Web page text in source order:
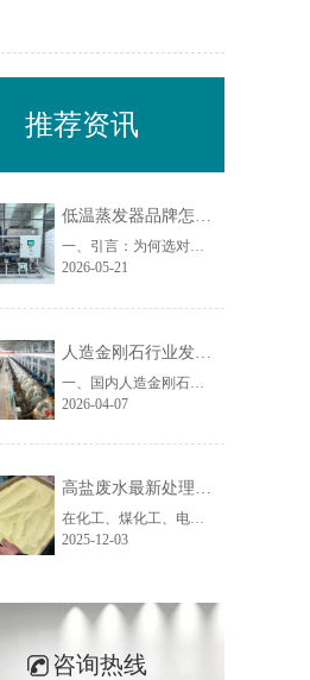
推荐资讯
低温蒸发器品牌怎么选？从材质、能耗、售后 3 个维度对比
一、引言：为何选对低温蒸发器品牌至关重要？在工业废水处理领域，低温蒸发器作为实现废水减量化、资源化的核心设备，其品牌选择直接影响项目投资回报率、运行稳定性及长期运维成本。尤其在处理化学镍废水、切削液废水、乳化液废水、荧光检测废水等复杂危废时，设备材质、能耗水平和售后服务能力成为决定项目成败的关......
2026-05-21
人造金刚石行业发展困局与趋势分析及废水处理难点解析
一、国内人造金刚石行业发展现状与核心发展困境我国是全球人造金刚石第一生产大国，高温高压法（HTHP）工业金刚石产能占全球95%以上，诞生了以润宝人造金刚石为代表的大批超硬材料企业，产品覆盖磨料磨具、石材加工、珠宝首饰等传统领域。但随着行业发展进入深水区，多数金刚石生产企业正面临多重发展困境，生存与转......
2026-04-07
在化工、煤化工、电镀、制药等工业领域，高盐废水因其含盐量高、成分复杂、处理难度大等特点，一直是环保治理的重点与难点。随着“双碳”战略推进及环保标准日趋严格，传统处理工艺已难以满足“零排放”与资源化利用的需求，高盐废水最新处理技术及配套高盐废水处理设备的创新升级成为行业破局关键。作为深耕工业废水......
2025-12-03
咨询热线